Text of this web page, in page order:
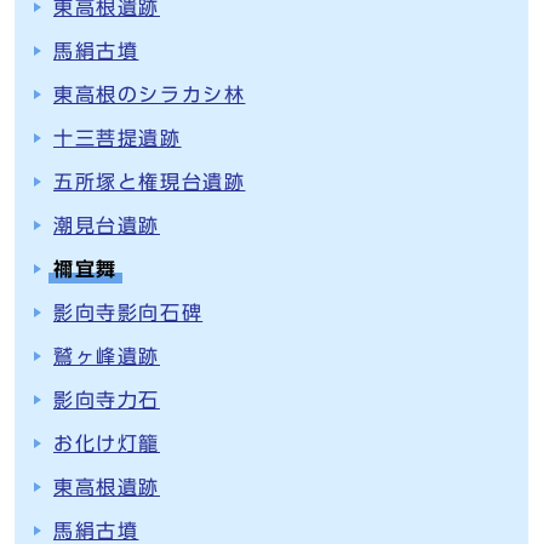
東高根遺跡
馬絹古墳
東高根のシラカシ林
十三菩提遺跡
五所塚と権現台遺跡
潮見台遺跡
禰宜舞
影向寺影向石碑
鷲ヶ峰遺跡
影向寺力石
お化け灯籠
東高根遺跡
馬絹古墳